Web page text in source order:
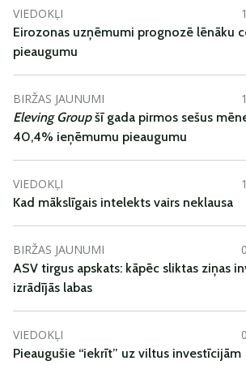
VIEDOKĻI
Eirozonas uzņēmumi prognozē lēnāku
pieaugumu
BIRŽAS JAUNUMI
Eleving Groupšī gada pirmos sešus
40,4% ieņēmumu pieaugumu
VIEDOKĻI
Kad mākslīgais intelekts vairs neklausa
BIRŽAS JAUNUMI
ASV tirgus apskats: kāpēc sliktas ziņas
izrādījās labas
VIEDOKĻI
Pieaugušie “iekrīt” uz viltus investīcijām